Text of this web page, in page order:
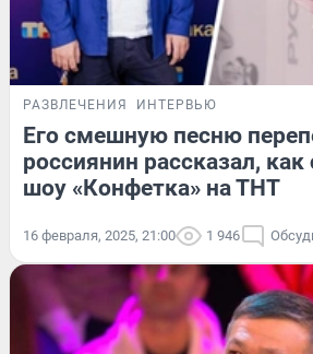
РАЗВЛЕЧЕНИЯ ИНТЕРВЬЮ
Его смешную песню
россиянин рассказал, как
шоу «Конфетка» на ТНТ
16 февраля, 2025, 21:00 1 946